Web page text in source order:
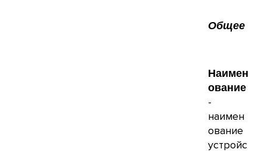
Общее
Наимен
ование
-
наимен
ование
устройс